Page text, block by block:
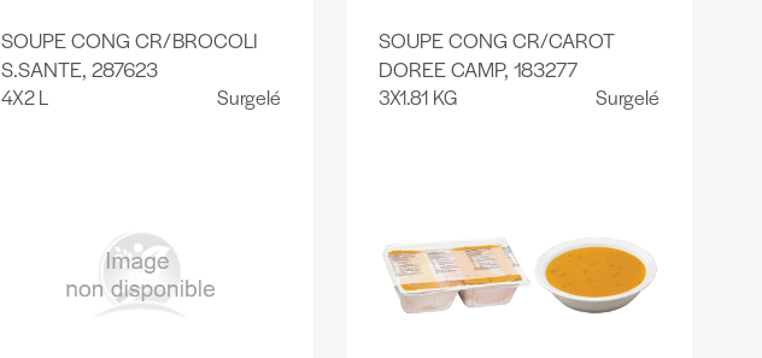
SOUPE CONG CR/BROCOLI
S.SANTE, 287623
4X2 L Surgelé
SOUPE CONG CR/CAROT
DOREE CAMP, 183277
3X1.81 KG Surgelé